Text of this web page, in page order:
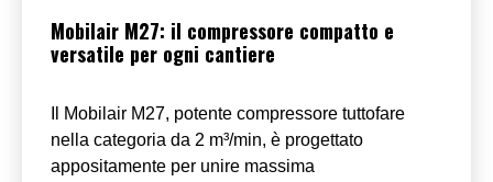
Mobilair M27: il compressore compatto e
versatile per ogni cantiere
Il Mobilair M27, potente compressore tuttofare
nella categoria da 2 m³/min, è progettato
appositamente per unire massima